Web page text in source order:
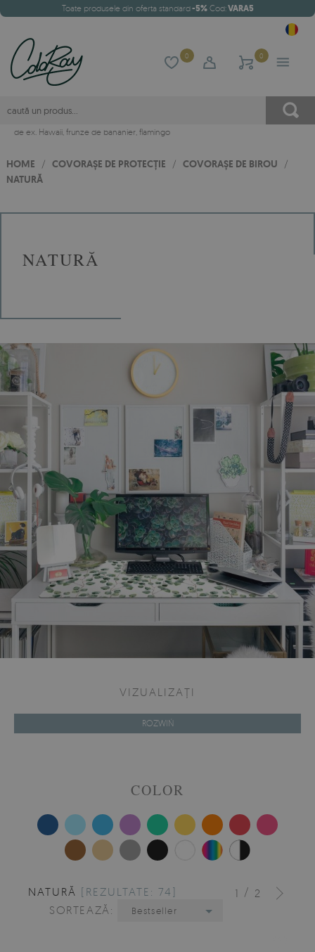
Toate produsele din oferta standard-5%Cod:VARA5
0 0
de ex. Hawaii, frunze de bananier, flamingo
HOME / COVORAȘE DE PROTECȚIE / COVORAȘE DE BIROU /
NATURĂ
NATURĂ
VIZUALIZAȚI
ROZWIŃ
COLOR
1 / 2
NATURĂ [REZULTATE: 74]
SORTEAZĂ:
Bestseller